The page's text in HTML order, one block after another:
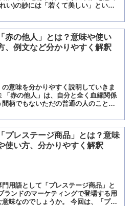
い)の妙には「若くて美しい」という
「赤の他人」とは？意味や使い
、例文など分かりやすく解釈
意味を分かりやすく説明していきま
赤の他人」は、自分と全く血縁関係
柄でもないただの普通の人のことを
「プレステージ商品」とは？意味
使い方、分かりやすく解釈
用語として「プレステージ商品」と
ランドのマーケティングで登場する用
味なのでしょうか。 今回は、「プレ